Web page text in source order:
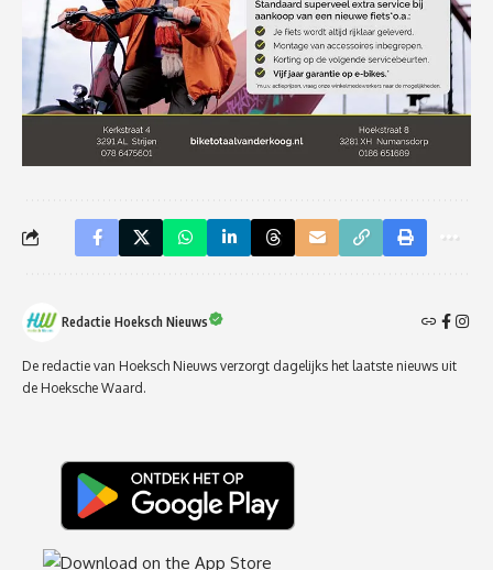
Redactie Hoeksch Nieuws
De redactie van Hoeksch Nieuws verzorgt dagelijks het laatste nieuws uit
de Hoeksche Waard.